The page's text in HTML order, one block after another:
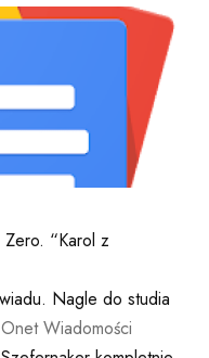
Zero. “Karol z
Nagle do studia
Onet Wiadomości